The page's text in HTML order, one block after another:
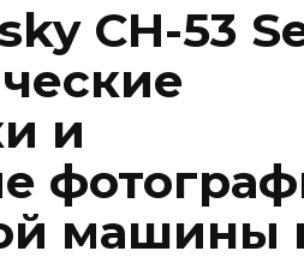
CH-53
и
машины